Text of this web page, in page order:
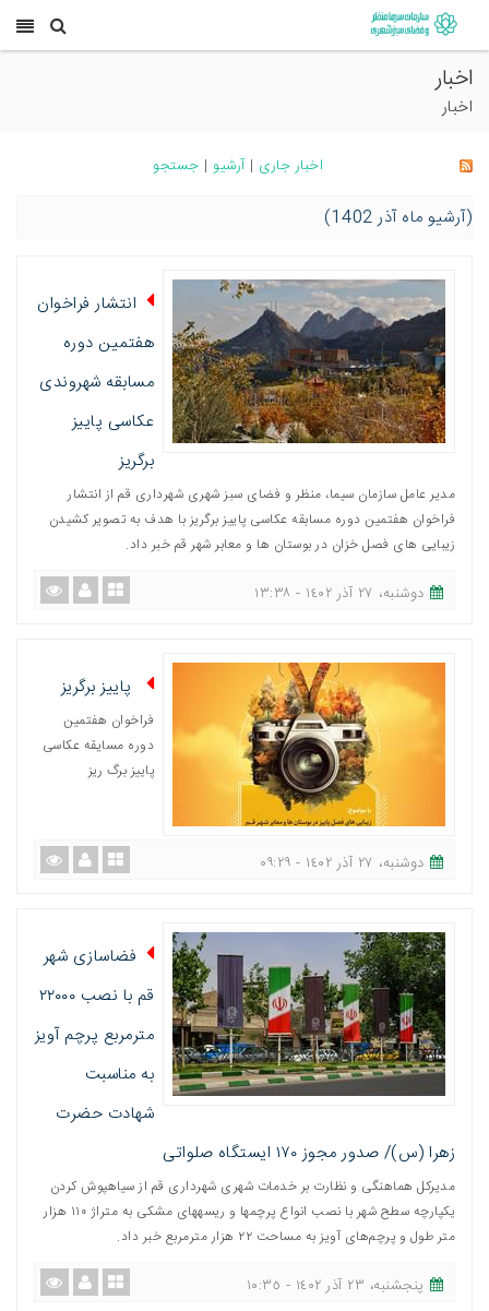
اخبار
اخبار
اخبار جاری | آرشیو | جستجو
(آرشیو ماه آذر 1402)
انتشار فراخوان
هفتمین دوره
مسابقه شهروندی
عکاسی پاییز
برگریز
مدیر عامل سازمان سیما، منظر و فضای سبز شهری شهرداری قم از انتشار
فراخوان هفتمین دوره مسابقه عکاسی پاییز برگریز با هدف به تصویر کشیدن
زیبایی های فصل خزان در بوستان ها و معابر شهر قم خبر داد.
دوشنبه، ٢٧ آذر ١٤٠٢ - ١٣:٣٨
پاییز برگریز
فراخوان هفتمین
دوره مسایقه عکاسی
پاییز برگ ریز
دوشنبه، ٢٧ آذر ١٤٠٢ - ٠٩:٢٩
فضاسازی شهر
قم با نصب ٢٢٠٠٠
مترمربع پرچم آویز
به مناسبت
شهادت حضرت
زهرا (س)/ صدور مجوز ١٧٠ ایستگاه صلواتی
مدیرکل هماهنگی و نظارت بر خدمات شهری شهرداری قم از سیاه‎پوش کردن
یکپارچه سطح شهر با نصب انواع پرچم‎ها و ریسه‎های مشکی به متراژ ١١٠ هزار
متر طول و پرچم‌های آویز به مساحت ٢٢ هزار مترمربع خبر داد.
پنجشنبه، ٢٣ آذر ١٤٠٢ - ١٠:٣٥